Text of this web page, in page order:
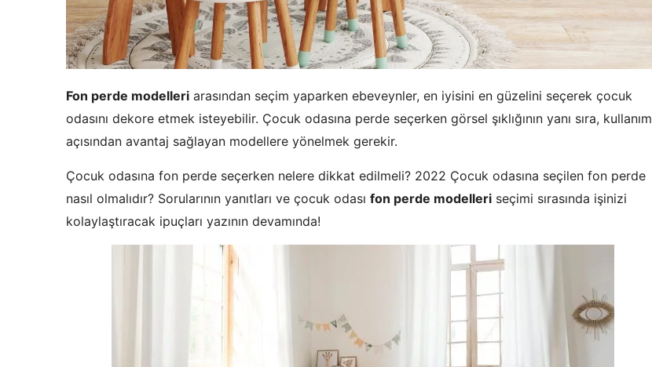
Fon perde modelleri arasından seçim yaparken ebeveynler, en iyisini en güzelini seçerek çocuk
odasını dekore etmek isteyebilir. Çocuk odasına perde seçerken görsel şıklığının yanı sıra, kullanım
açısından avantaj sağlayan modellere yönelmek gerekir.
Çocuk odasına fon perde seçerken nelere dikkat edilmeli? 2022 Çocuk odasına seçilen fon perde
nasıl olmalıdır? Sorularının yanıtları ve çocuk odası fon perde modelleri seçimi sırasında işinizi
kolaylaştıracak ipuçları yazının devamında!